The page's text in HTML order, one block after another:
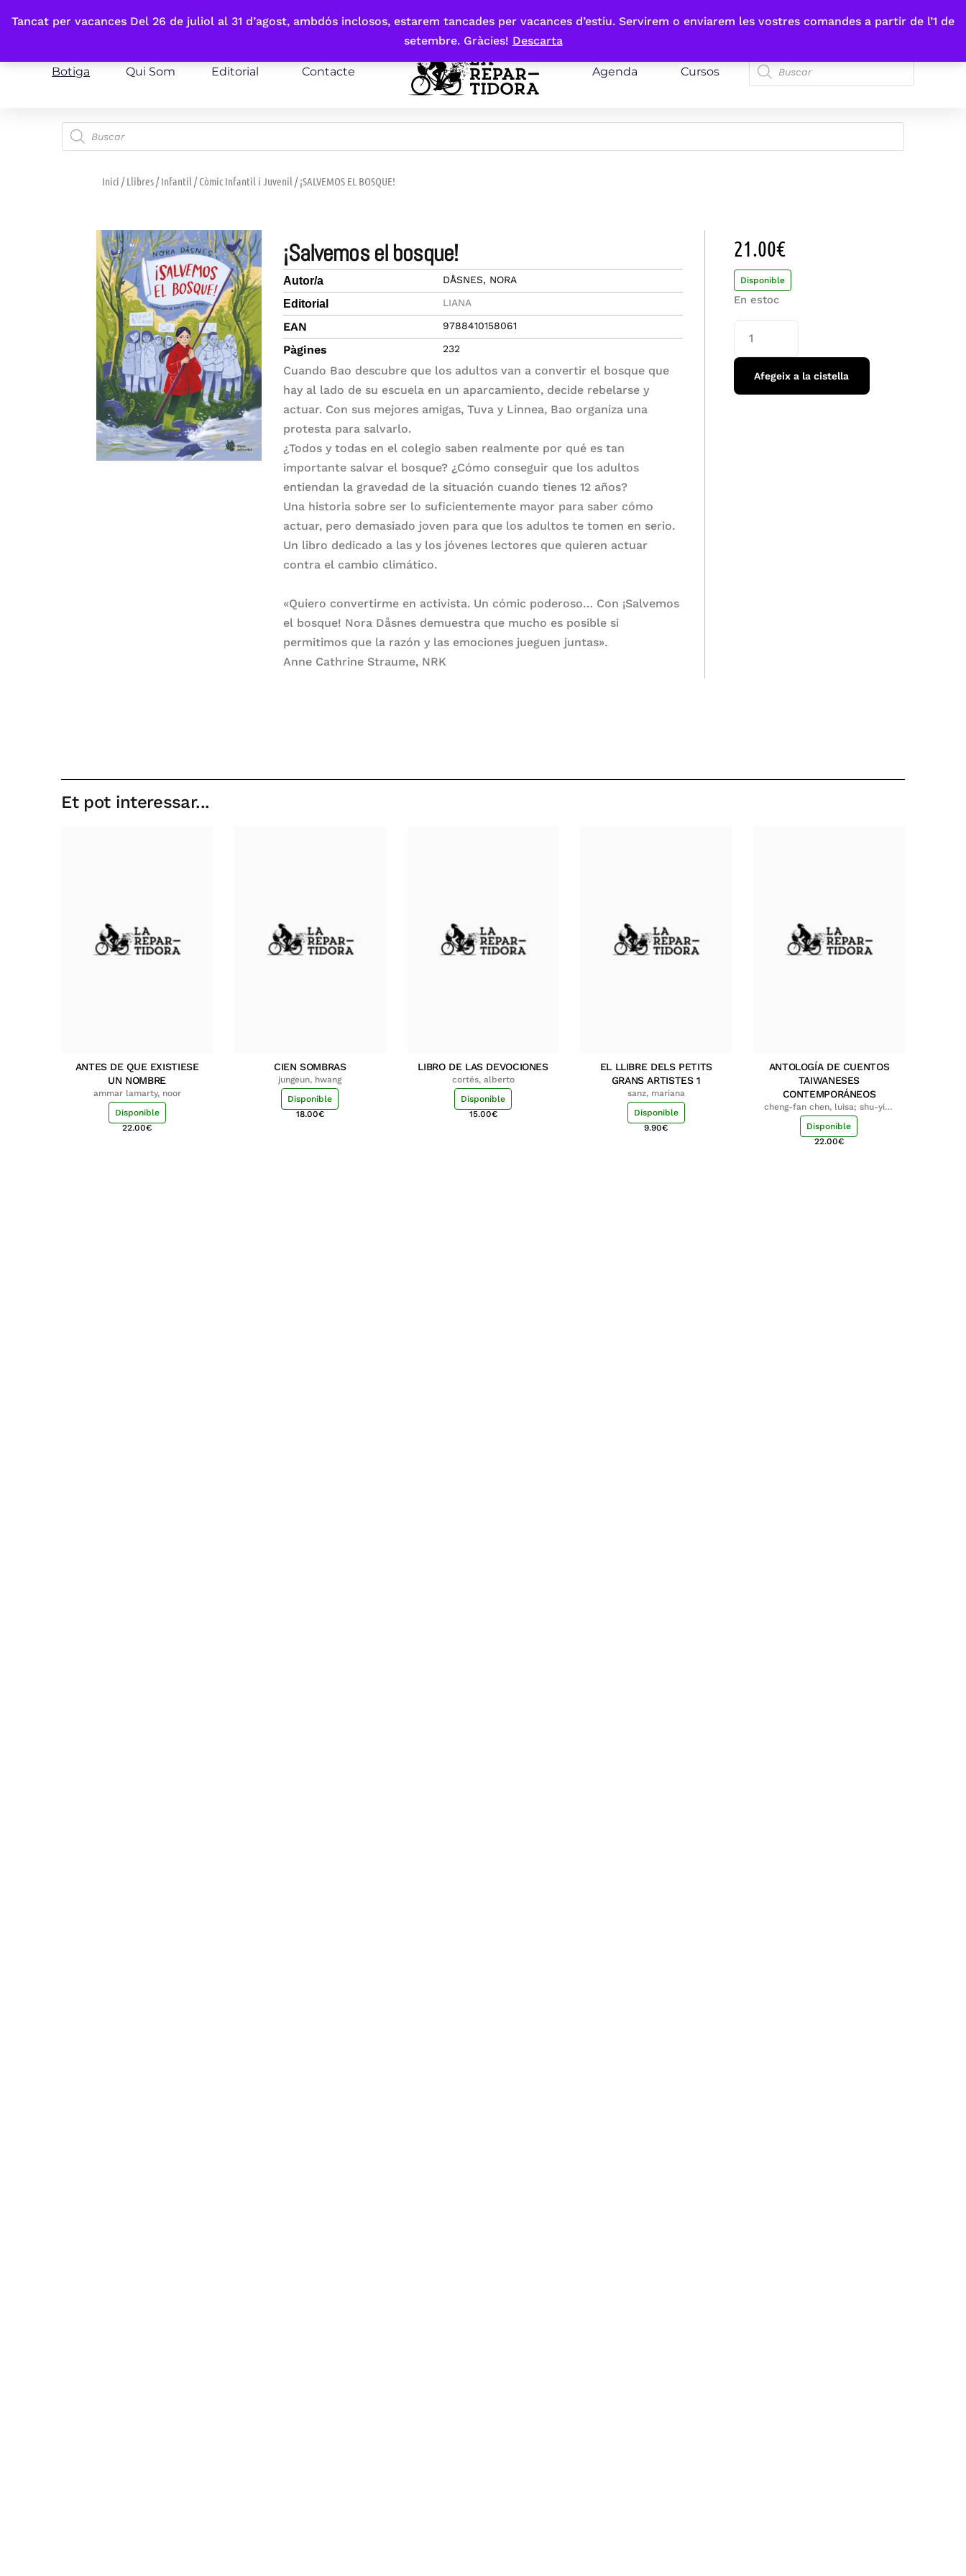
Tancat per vacances Del 26 de juliol al 31 d’agost, ambdós inclosos, estarem tancades per vacances d’estiu. Servirem o enviarem les vostres comandes a partir de l’1 de
setembre. Gràcies! Descarta
Fes-te'n sòcia
Botiga Qui Som Editorial Contacte Agenda Cursos
Inici /Llibres/Infantil /Còmic Infantil i Juvenil / ¡SALVEMOS EL BOSQUE!
¡salvemos el bosque!
Autor/a DÅSNES, NORA
Editorial LIANA
EAN 9788410158061
Pàgines 232
Cuando Bao descubre que los adultos van a convertir el bosque que
hay al lado de su escuela en un aparcamiento, decide rebelarse y
actuar. Con sus mejores amigas, Tuva y Linnea, Bao organiza una
protesta para salvarlo.
¿Todos y todas en el colegio saben realmente por qué es tan
importante salvar el bosque? ¿Cómo conseguir que los adultos
entiendan la gravedad de la situación cuando tienes 12 años?
Una historia sobre ser lo suficientemente mayor para saber cómo
actuar, pero demasiado joven para que los adultos te tomen en serio.
Un libro dedicado a las y los jóvenes lectores que quieren actuar
contra el cambio climático.
«Quiero convertirme en activista. Un cómic poderoso… Con ¡Salvemos
el bosque! Nora Dåsnes demuestra que mucho es posible si
permitimos que la razón y las emociones jueguen juntas».
Anne Cathrine Straume, NRK
21.00€
Disponible
En estoc
Afegeix a la cistella
Et pot interessar...
ANTES DE QUE EXISTIESE
UN NOMBRE
ammar lamarty, noor
Disponible
22.00€
CIEN SOMBRAS
jungeun, hwang
Disponible
18.00€
LIBRO DE LAS DEVOCIONES
cortés, alberto
Disponible
15.00€
EL LLIBRE DELS PETITS
GRANS ARTISTES 1
sanz, mariana
Disponible
9.90€
ANTOLOGÍA DE CUENTOS
TAIWANESES
CONTEMPORÁNEOS
cheng-fan chen, luisa; shu-ying
chang, luisa
Disponible
22.00€